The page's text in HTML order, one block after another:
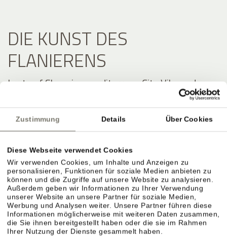
Zustimmung Details Über Cookies
Diese Webseite verwendet Cookies
Wir verwenden Cookies, um Inhalte und Anzeigen zu
personalisieren, Funktionen für soziale Medien anbieten zu
können und die Zugriffe auf unsere Website zu analysieren.
Außerdem geben wir Informationen zu Ihrer Verwendung
unserer Website an unsere Partner für soziale Medien,
Werbung und Analysen weiter. Unsere Partner führen diese
Informationen möglicherweise mit weiteren Daten zusammen,
die Sie ihnen bereitgestellt haben oder die sie im Rahmen
Ihrer Nutzung der Dienste gesammelt haben.
DIE KUNST DES
FLANIERENS
Lust auf Shopping, mediterrane City Vibes oder
dörflichen Charme? Spazieren Sie gemütlich durch
die Gassen von Eppan, Kaltern oder die
nahegelegenen Städte Bozen, Brixen oder Meran.